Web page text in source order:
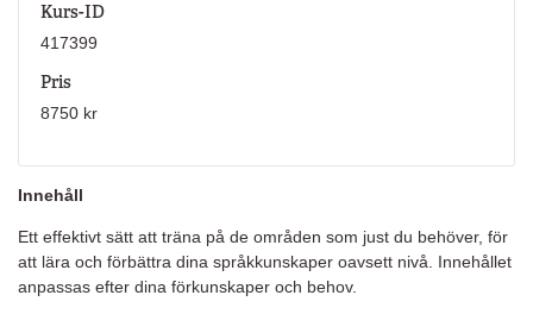
Innehåll
Ett effektivt sätt att träna på de områden som just du behöver, för
att lära och förbättra dina språkkunskaper oavsett nivå. Innehållet
anpassas efter dina förkunskaper och behov.
Kurs-ID
417399
Pris
8750 kr